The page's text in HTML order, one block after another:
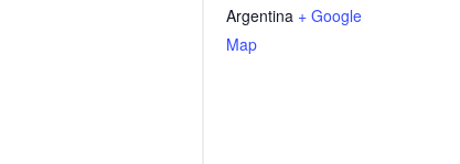
Argentina + Google
Map